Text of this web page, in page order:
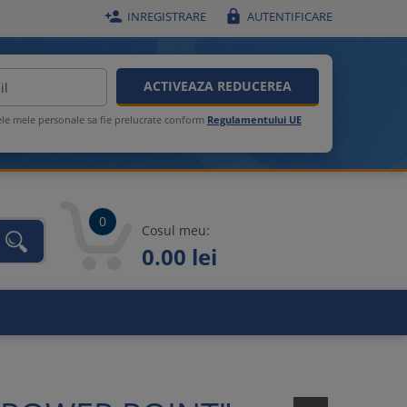
 INREGISTRARE  AUTENTIFICARE
ACTIVEAZA REDUCEREA
mele personale sa fie prelucrate conform Regulamentului UE
0
Cosul meu:
0.00 lei